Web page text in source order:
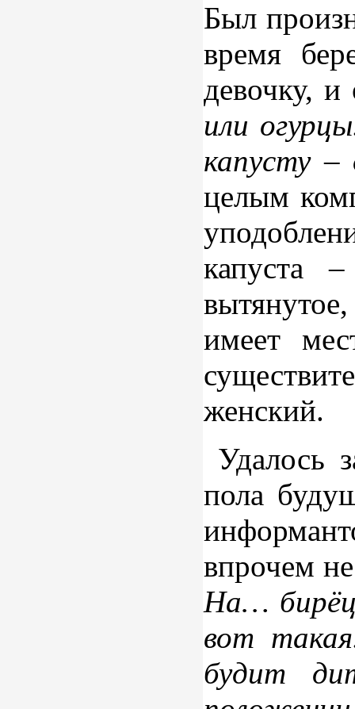
Был
время
девочку,
или
капусту –
целым
капуста
имеет
женский.
Удалось
пола
впрочем
На…
вот
будит